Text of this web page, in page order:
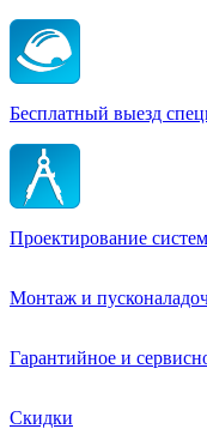
Бесплатный выезд
Проектирование систем
Монтаж и
Гарантийное и
Скидки